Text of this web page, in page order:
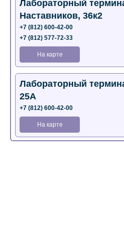
Лабораторный
Наставников, 36к2
+7 (812) 600-42-00
+7 (812) 577-72-33
На карте
Лабораторный
25А
+7 (812) 600-42-00
На карте